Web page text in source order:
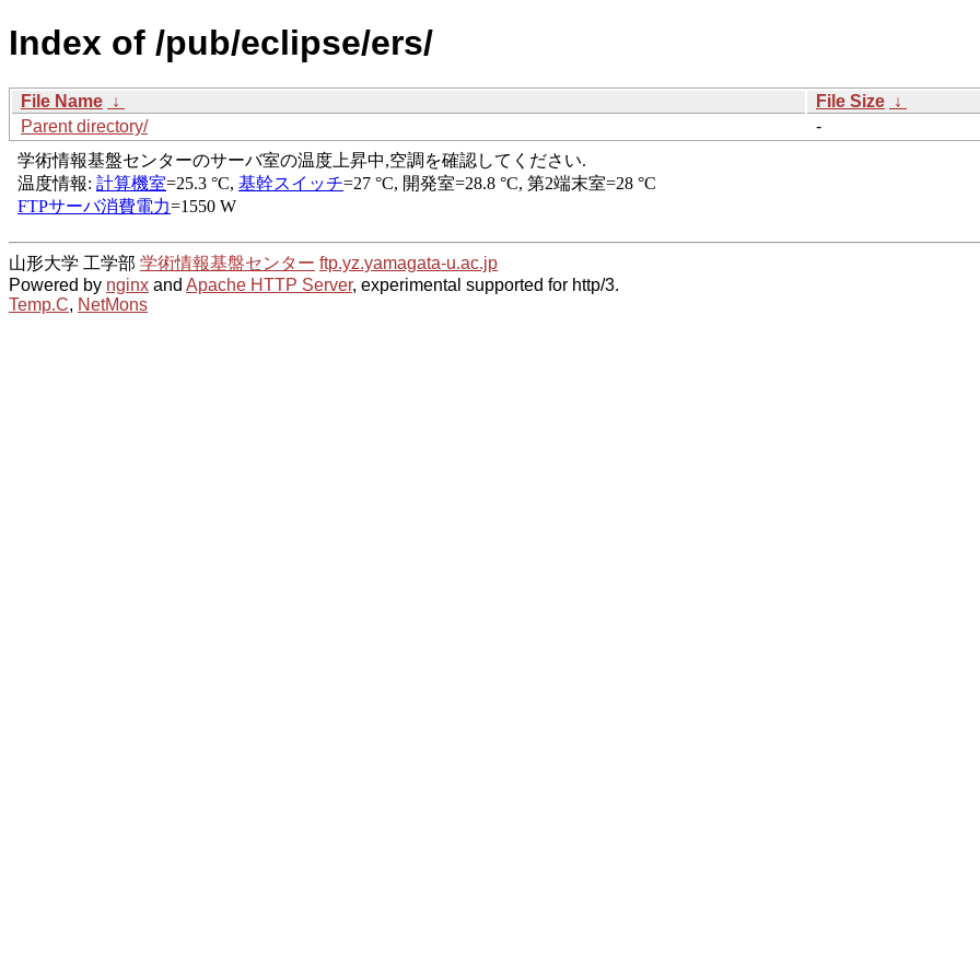
Index of /pub/eclipse/ers/
File Name ↓ File Size ↓
Parent directory/
-
山形大学 工学部 学術情報基盤センター ftp.yz.yamagata-u.ac.jp
Powered by nginx and Apache HTTP Server, experimental supported for http/3.
Temp.C, NetMons